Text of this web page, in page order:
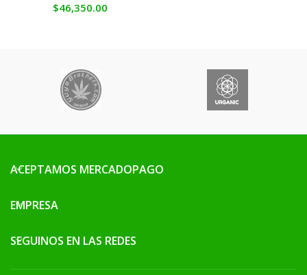
$46,350.00
ACEPTAMOS MERCADOPAGO
EMPRESA
SEGUINOS EN LAS REDES